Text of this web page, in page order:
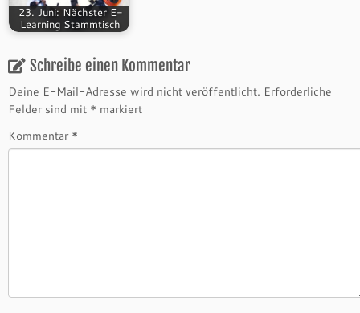
23. Juni: Nächster E-
Learning Stammtisch
Schreibe einen Kommentar
Deine E-Mail-Adresse wird nicht veröffentlicht. Erforderliche
Felder sind mit * markiert
Kommentar *